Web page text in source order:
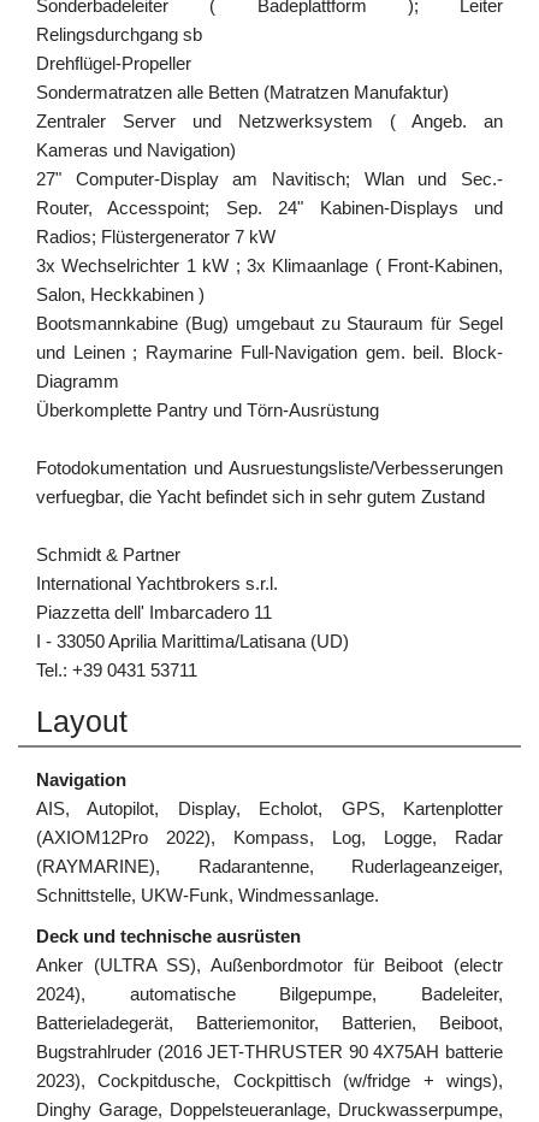
Sonderbadeleiter ( Badeplattform ); Leiter
Relingsdurchgang sb
Drehflügel-Propeller
Sondermatratzen alle Betten (Matratzen Manufaktur)
Zentraler Server und Netzwerksystem ( Angeb. an
Kameras und Navigation)
27" Computer-Display am Navitisch; Wlan und Sec.-
Router, Accesspoint; Sep. 24" Kabinen-Displays und
Radios; Flüstergenerator 7 kW
3x Wechselrichter 1 kW ; 3x Klimaanlage ( Front-Kabinen,
Salon, Heckkabinen )
Bootsmannkabine (Bug) umgebaut zu Stauraum für Segel
und Leinen ; Raymarine Full-Navigation gem. beil. Block-
Diagramm
Überkomplette Pantry und Törn-Ausrüstung
Fotodokumentation und Ausruestungsliste/Verbesserungen
verfuegbar, die Yacht befindet sich in sehr gutem Zustand
Schmidt & Partner
International Yachtbrokers s.r.l.
Piazzetta dell' Imbarcadero 11
I - 33050 Aprilia Marittima/Latisana (UD)
Tel.: +39 0431 53711
Layout
Navigation
AIS, Autopilot, Display, Echolot, GPS, Kartenplotter
(AXIOM12Pro 2022), Kompass, Log, Logge, Radar
(RAYMARINE), Radarantenne, Ruderlageanzeiger,
Schnittstelle, UKW-Funk, Windmessanlage.
Deck und technische ausrüsten
Anker (ULTRA SS), Außenbordmotor für Beiboot (electr
2024), automatische Bilgepumpe, Badeleiter,
Batterieladegerät, Batteriemonitor, Batterien, Beiboot,
Bugstrahlruder (2016 JET-THRUSTER 90 4X75AH batterie
2023), Cockpitdusche, Cockpittisch (w/fridge + wings),
Dinghy Garage, Doppelsteueranlage, Druckwasserpumpe,